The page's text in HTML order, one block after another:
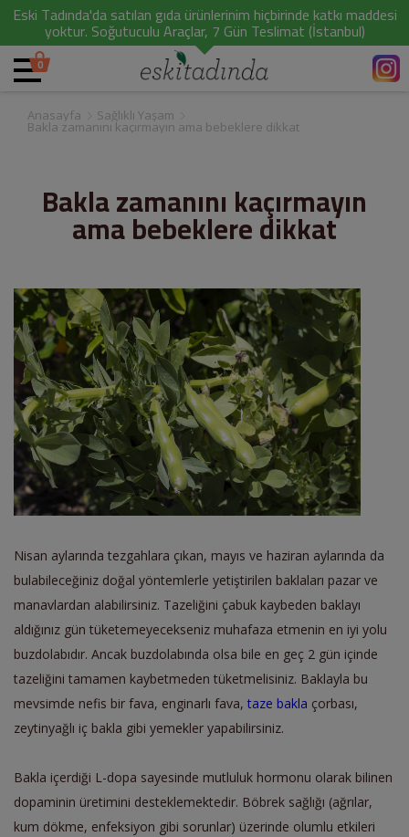
Eski Tadında'da satılan gıda ürünlerinim hiçbirinde katkı maddesi
yoktur. Soğutuculu Araçlar, 7 Gün Teslimat (İstanbul)
0
Anasayfa Sağlıklı Yaşam
Bakla zamanını kaçırmayın ama bebeklere dikkat
Bakla zamanını kaçırmayın
ama bebeklere dikkat
Nisan aylarında tezgahlara çıkan, mayıs ve haziran aylarında da
bulabileceğiniz doğal yöntemlerle yetiştirilen baklaları pazar ve
manavlardan alabilirsiniz. Tazeliğini çabuk kaybeden baklayı
aldığınız gün tüketemeyecekseniz muhafaza etmenin en iyi yolu
buzdolabıdır. Ancak buzdolabında olsa bile en geç 2 gün içinde
tazeliğini tamamen kaybetmeden tüketmelisiniz. Baklayla bu
mevsimde nefis bir fava, enginarlı fava, taze bakla çorbası,
zeytinyağlı iç bakla gibi yemekler yapabilirsiniz.
Bakla içerdiği L-dopa sayesinde mutluluk hormonu olarak bilinen
dopaminin üretimini desteklemektedir. Böbrek sağlığı (ağrılar,
kum dökme, enfeksiyon gibi sorunlar) üzerinde olumlu etkileri